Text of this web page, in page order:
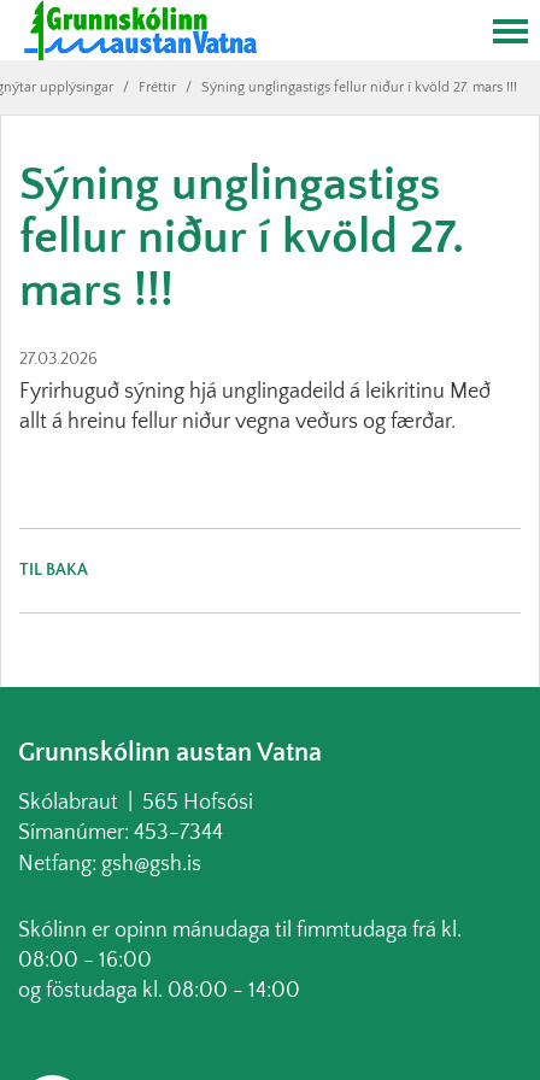
upplýsingar / Fréttir / Sýning unglingastigs fellur niður í kvöld 27. mars !!!
Sýning unglingastigs
fellur niður í kvöld 27.
mars !!!
27.03.2026
Fyrirhuguð sýning hjá unglingadeild á leikritinu Með
allt á hreinu fellur niður vegna veðurs og færðar.
TIL BAKA
Grunnskólinn austan Vatna
Skólabraut | 565 Hofsósi
Símanúmer: 453-7344
Netfang: gsh@gsh.is
Skólinn er opinn mánudaga til fimmtudaga frá kl.
08:00 - 16:00
og föstudaga kl. 08:00 - 14:00